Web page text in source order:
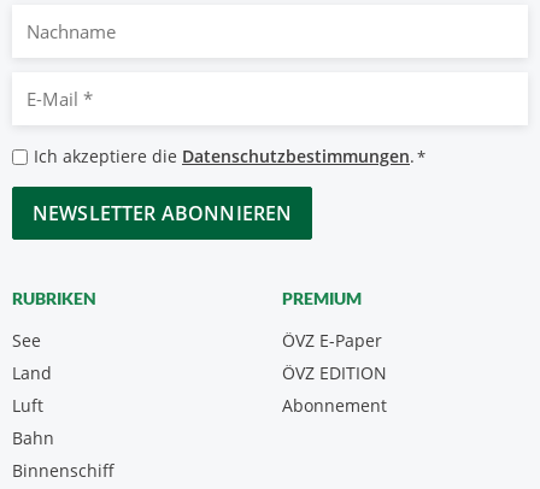
Nachname
Mail
*
Datenschutzbestimmungen
*
Ich akzeptiere die Datenschutzbestimmungen.*
CAPTCHA
RUBRIKEN
See
Land
Luft
Bahn
Binnenschiff
PREMIUM
ÖVZ E-Paper
Abonnement
ÖVZ EDITION